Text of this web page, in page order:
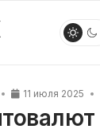
11 июля 2025